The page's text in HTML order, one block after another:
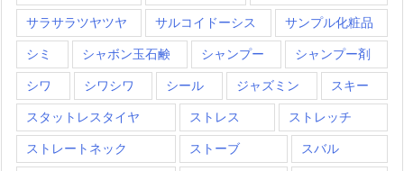
サラサラツヤツヤ サルコイドーシス サンプル化粧品
シミ シャボン玉石鹸 シャンプー シャンプー剤
シワ シワシワ シール ジャズミン スキー
スタットレスタイヤ ストレス ストレッチ
ストレートネック ストーブ スバル